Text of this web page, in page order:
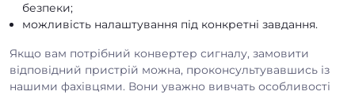
безпеки;
можливість налаштування під конкретні завдання.
Якщо вам потрібний конвертер сигналу, замовити
відповідний пристрій можна, проконсультувавшись із
нашими фахівцями. Вони уважно вивчать особливості